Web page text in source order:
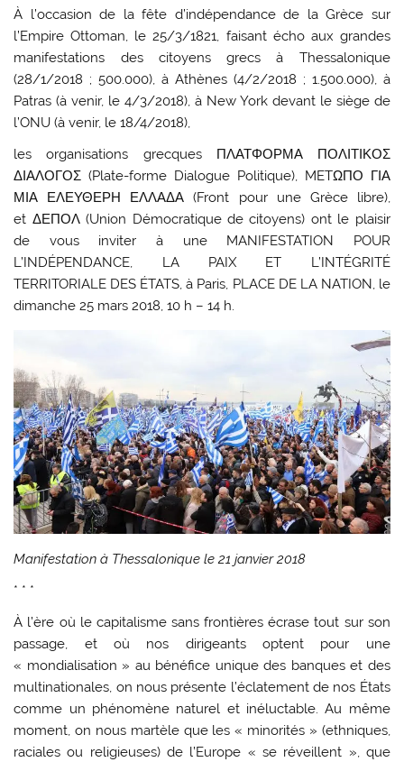
À l’occasion de la fête d’indépendance de la Grèce sur
l’Empire Ottoman, le 25/3/1821, faisant écho aux grandes
manifestations des citoyens grecs à Thessalonique
(28/1/2018 ; 500.000), à Athènes (4/2/2018 ; 1.500.000), à
Patras (à venir, le 4/3/2018), à New York devant le siège de
l’ONU (à venir, le 18/4/2018),
les organisations grecquesΠΛΑΤΦΟΡΜΑ ΠΟΛΙΤΙΚΟΣ
ΔΙΑΛΟΓΟΣ(Plate-forme Dialogue Politique), METΩΠΟ ΓΙΑ
ΜΙΑ ΕΛΕΥΘΕΡΗ ΕΛΛΑΔΑ(Front pour une Grèce libre),
et ΔΕΠΟΛ(Union Démocratique de citoyens) ont le plaisir
de vous inviter à une MANIFESTATION POUR
L’INDÉPENDANCE, LA PAIX ET L’INTÉGRITÉ
TERRITORIALE DES ÉTATS, à Paris, PLACE DE LA NATION, le
dimanche 25 mars 2018, 10 h – 14 h.
Manifestation à Thessalonique le 21 janvier 2018
* * *
À l’ère où le capitalisme sans frontières écrase tout sur son
passage, et où nos dirigeants optent pour une
« mondialisation » au bénéfice unique des banques et des
multinationales, on nous présente l’éclatement de nos États
comme un phénomène naturel et inéluctable. Au même
moment, on nous martèle que les « minorités » (ethniques,
raciales ou religieuses) de l’Europe « se réveillent », que